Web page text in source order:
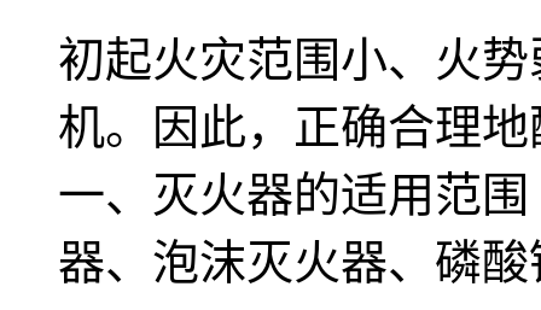
初起火灾范围小、火
机。因此，正确合理
一、灭火器的适用范
器、泡沫灭火器、磷酸